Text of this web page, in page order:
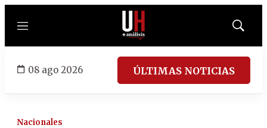
Menú
Mostrar
08 ago 2026 ÚLTIMAS NOTICIAS
Nacionales